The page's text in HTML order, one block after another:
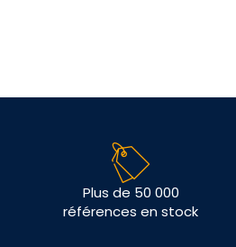
Plus de 50 000
références en stock